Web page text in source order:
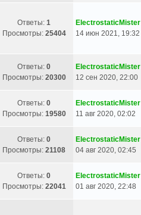
Ответы: 1
Просмотры: 25404
ElectrostaticMister
14 июн 2021, 19:32
Ответы: 0
Просмотры: 20300
ElectrostaticMister
12 сен 2020, 22:00
Ответы: 0
Просмотры: 19580
ElectrostaticMister
11 авг 2020, 02:02
Ответы: 0
Просмотры: 21108
ElectrostaticMister
04 авг 2020, 02:45
Ответы: 0
Просмотры: 22041
ElectrostaticMister
01 авг 2020, 22:48